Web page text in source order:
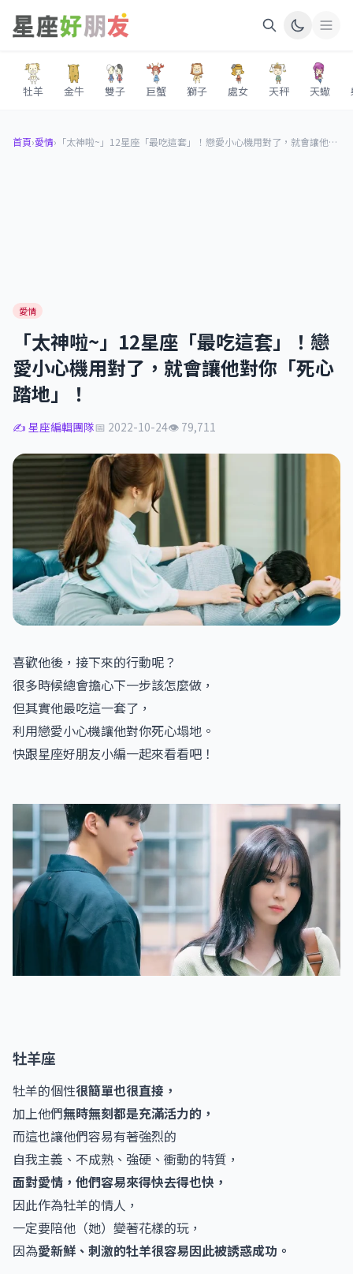
牡羊 金牛 雙子 巨蟹 獅子 處女 天秤 天蠍
首頁›愛情› 「太神啦~」12星座「最吃這套」！戀愛小心機用對了，就會讓他對你「死心踏地」！
愛情
「太神啦~」12星座「最吃這套」！戀
愛小心機用對了，就會讓他對你「死心
踏地」！
✍️ 星座編輯團隊📅 2022-10-24👁 79,711
喜歡他後，接下來的行動呢？
很多時候總會擔心下一步該怎麼做，
但其實他最吃這一套了，
利用戀愛小心機讓他對你死心塌地。
快跟星座好朋友小編一起來看看吧！
牡羊座
牡羊的個性很簡單也很直接，
加上他們無時無刻都是充滿活力的，
而這也讓他們容易有著強烈的
自我主義、不成熟、強硬、衝動的特質，
面對愛情，他們容易來得快去得也快，
因此作為牡羊的情人，
一定要陪他（她）變著花樣的玩，
因為愛新鮮、刺激的牡羊很容易因此被誘惑成功。